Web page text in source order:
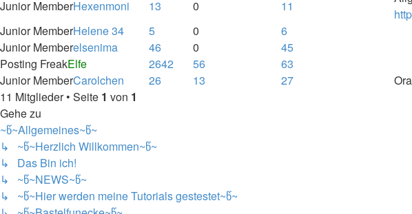
Junior MemberHexenmoni 13 0 11
Junior MemberHelene 34 5 0 6
Junior Memberelsenima 46 0 45
Posting FreakElfe 2642 56 63
Junior MemberCarolchen 26 13 27
11 Mitglieder • Seite 1 von 1
Gehe zu
~წ~Allgemeines~წ~
↳ ~წ~Herzlich Willkommen~წ~
↳ Das Bin ich!
↳ ~წ~NEWS~წ~
↳ ~წ~Hier werden meine Tutorials gestestet~წ~